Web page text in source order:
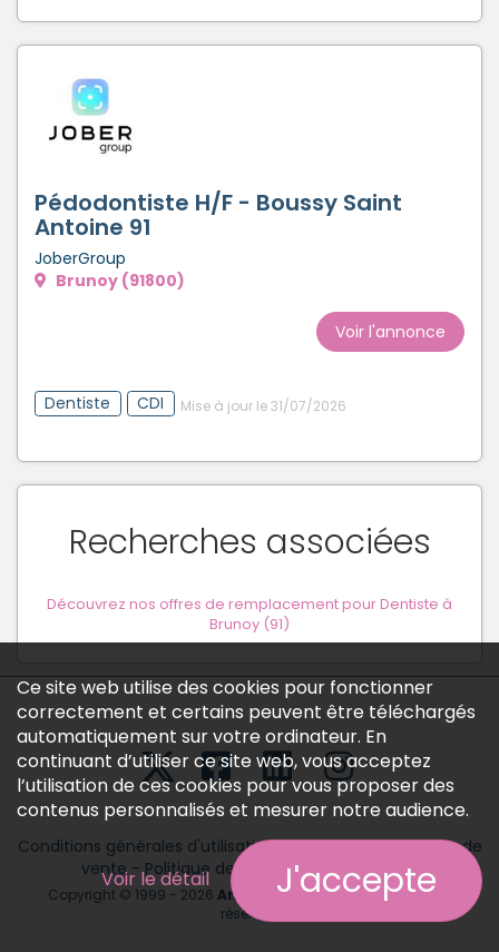
Pédodontiste H/F - Boussy Saint
Antoine 91
JoberGroup
Brunoy (91800)
Voir l'annonce
Dentiste CDI Mise à jour le 31/07/2026
Recherches associées
Découvrez nos offres de remplacement pour Dentiste à
Brunoy (91)
Conditions générales d'utilisation-Conditions générales de
vente -Politique des données personnelles
Copyright © 1999 - 2026 Annonces médicalestous droits
réservés.
Ce site web utilise des cookies pour fonctionner
correctement et certains peuvent être téléchargés
automatiquement sur votre ordinateur. En
continuant d’utiliser ce site web, vous acceptez
l’utilisation de ces cookies pour vous proposer des
contenus personnalisés et mesurer notre audience.
Voir le détail J'accepte